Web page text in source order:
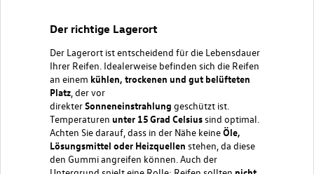
Der richtige Lagerort
Der Lagerort ist entscheidend für die Lebensdauer
Ihrer Reifen. Idealerweise befinden sich die Reifen
an einem kühlen, trockenen und gut belüfteten
Platz , der vor
direkterSonneneinstrahlung geschützt ist.
Temperaturen unter 15 Grad Celsiussind optimal.
Achten Sie darauf, dass in der Nähe keineÖle,
Lösungsmittel oder Heizquellen stehen, da diese
den Gummi angreifen können. Auch der